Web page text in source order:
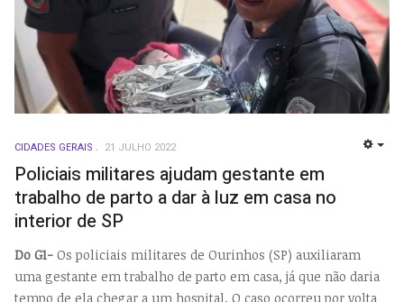
CIDADES GERAIS 21 JULHO 2022
Policiais militares ajudam gestante em
trabalho de parto a dar à luz em casa no
interior de SP
Do G1- Os policiais militares de Ourinhos (SP) auxiliaram
uma gestante em trabalho de parto em casa, já que não daria
tempo de ela chegar a um hospital. O caso ocorreu por volta